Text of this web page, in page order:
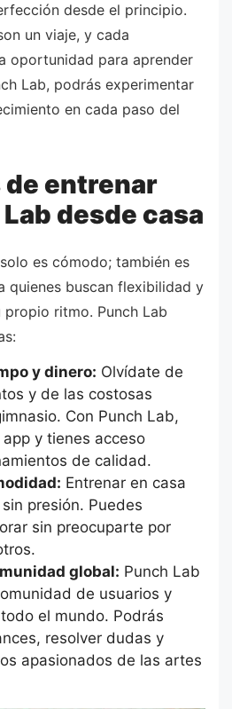
desde el principio.
un viaje, y cada
oportunidad para aprender
Lab, podrás experimentar
en cada paso del
entrenar
desde casa
es cómodo; también es
quienes buscan flexibilidad y
propio ritmo. Punch Lab
y dinero: Olvídate de
y de las costosas
Con Punch Lab,
y tienes acceso
de calidad.
Entrenar en casa
presión. Puedes
sin preocuparte por
global: Punch Lab
de usuarios y
el mundo. Podrás
resolver dudas y
apasionados de las artes